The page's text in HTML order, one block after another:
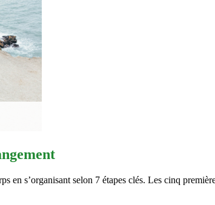
en s’organisant selon 7 étapes clés. Les cinq